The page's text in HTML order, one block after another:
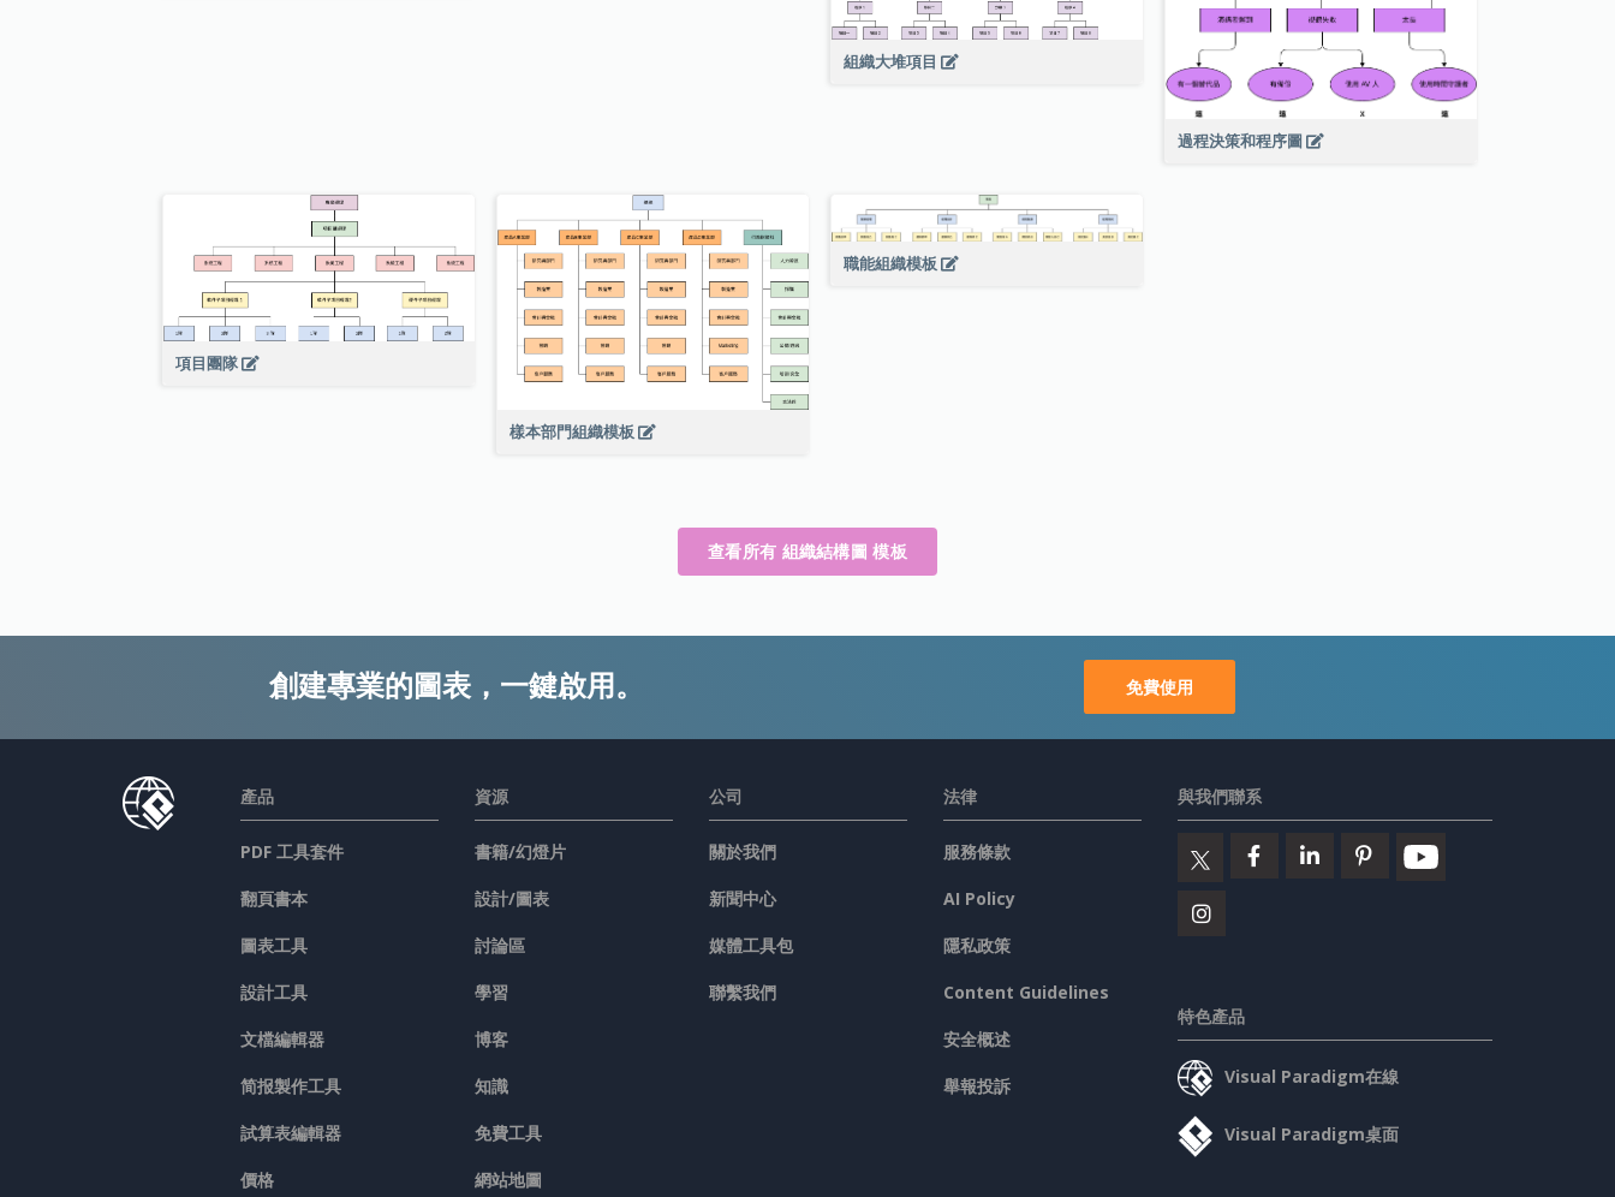
組織大堆項目
過程決策和程序圖
項目團隊
樣本部門組織模板
職能組織模板
查看所有 組織結構圖 模板
創建專業的圖表，一鍵啟用。 免費使用
產品
PDF 工具套件
翻頁書本
圖表工具
設計工具
文檔編輯器
简报製作工具
試算表編輯器
價格
資源
書籍/幻燈片
設計/圖表
討論區
學習
博客
知識
免費工具
網站地圖
公司
關於我們
新聞中心
媒體工具包
聯繫我們
法律
服務條款
AI Policy
隱私政策
Content Guidelines
安全概述
舉報投訴
與我們聯系
特色產品
Visual Paradigm在線
Visual Paradigm桌面